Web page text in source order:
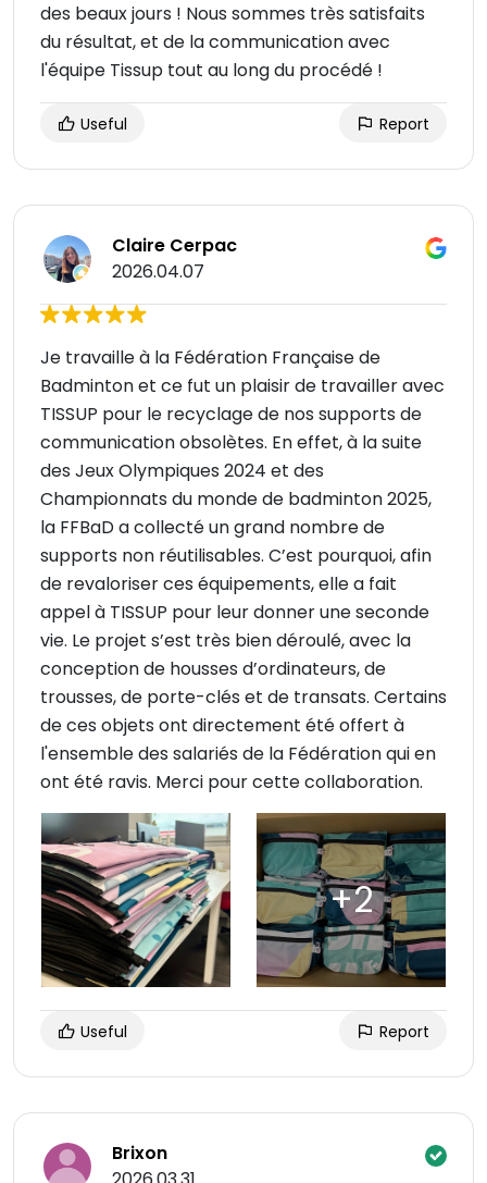
des beaux jours ! Nous sommes très satisfaits
du résultat, et de la communication avec
l'équipe Tissup tout au long du procédé !
Useful Report
Claire Cerpac
2026.04.07
Je travaille à la Fédération Française de
Badminton et ce fut un plaisir de travailler avec
TISSUP pour le recyclage de nos supports de
communication obsolètes. En effet, à la suite
des Jeux Olympiques 2024 et des
Championnats du monde de badminton 2025,
la FFBaD a collecté un grand nombre de
supports non réutilisables. C’est pourquoi, afin
de revaloriser ces équipements, elle a fait
appel à TISSUP pour leur donner une seconde
vie. Le projet s’est très bien déroulé, avec la
conception de housses d’ordinateurs, de
trousses, de porte-clés et de transats. Certains
de ces objets ont directement été offert à
l'ensemble des salariés de la Fédération qui en
ont été ravis. Merci pour cette collaboration.
Useful Report
Brixon